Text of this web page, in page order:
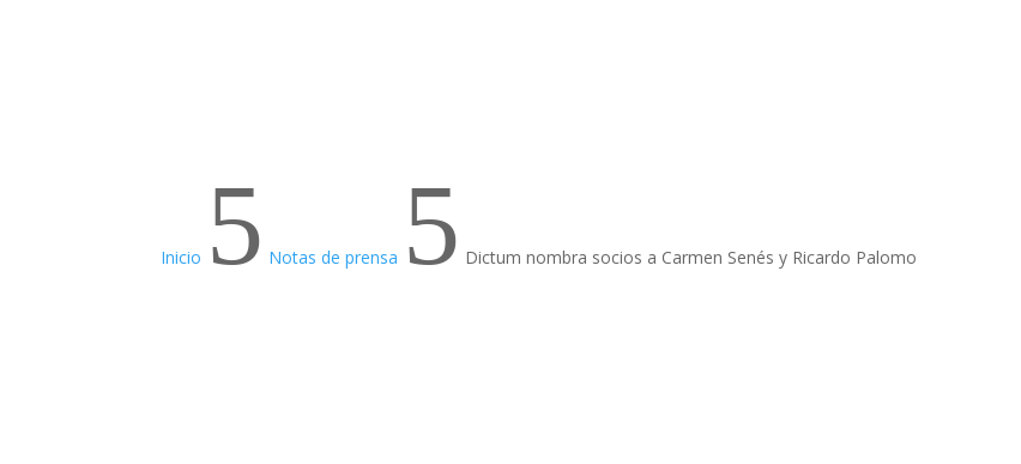
Inicio 5 Notas de prensa 5 Dictum nombra socios a Carmen Senés y Ricardo Palomo